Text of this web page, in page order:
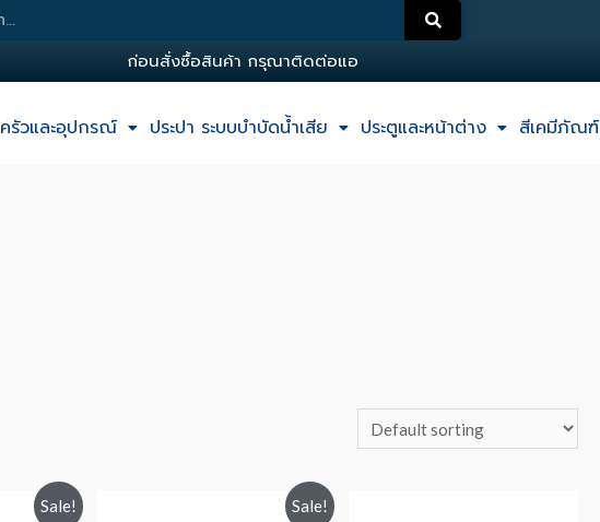
นสงซอสนคา กร ณาตดตอแอดม
ครัวและอุปกรณ์ ประปา ระบบบำบัดน้ำเสีย ประตูและหน้าต่าง สีเคมีภัณฑ์
Sale! Sale!